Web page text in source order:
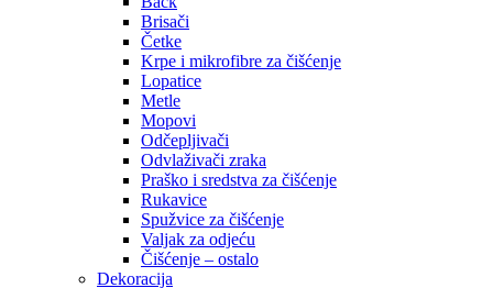
Brisači
Četke
Krpe i mikrofibre za čišćenje
Lopatice
Metle
Mopovi
Odčepljivači
Odvlaživači zraka
Praško i sredstva za čišćenje
Rukavice
Spužvice za čišćenje
Valjak za odjeću
Čišćenje – ostalo
Dekoracija